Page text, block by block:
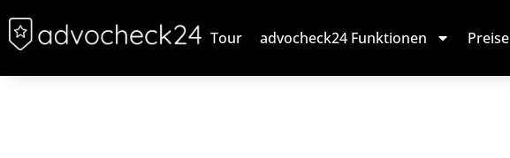
Tour advocheck24 Funktionen Preise